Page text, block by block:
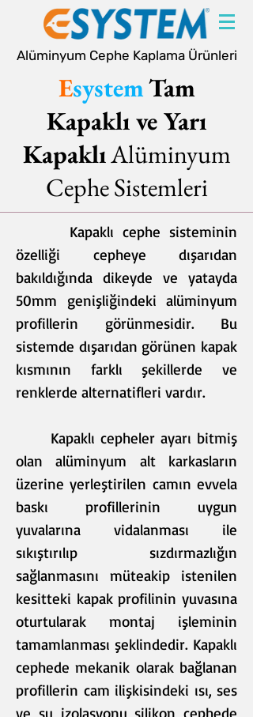
Alüminyum Cephe Kaplama Ürünleri
EsystemTam
Kapaklı ve Yarı
KapaklıAlüminyum
Cephe Sistemleri
Kapaklı cephe sisteminin
özelliği cepheye dışarıdan
bakıldığında dikeyde ve yatayda
50mm genişliğindeki alüminyum
profillerin görünmesidir. Bu
sistemde dışarıdan görünen kapak
kısmının farklı şekillerde ve
renklerde alternatifleri vardır.
Kapaklı cepheler ayarı bitmiş
olan alüminyum alt karkasların
üzerine yerleştirilen camın evvela
baskı profillerinin uygun
yuvalarına vidalanması ile
sıkıştırılıp sızdırmazlığın
sağlanmasını müteakip istenilen
kesitteki kapak profilinin yuvasına
oturtularak montaj işleminin
tamamlanması şeklindedir. Kapaklı
cephede mekanik olarak bağlanan
profillerin cam ilişkisindeki ısı, ses
ve su izolasyonu silikon cephede